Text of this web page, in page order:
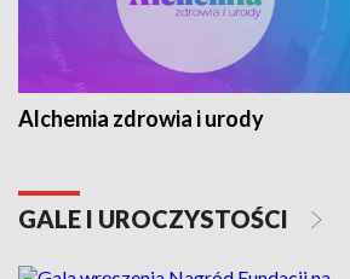
Alchemia zdrowia i urody
GALE I UROCZYSTOŚCI